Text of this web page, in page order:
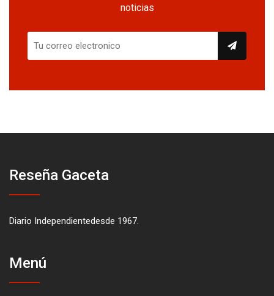
noticias
Reseña Gaceta
Diario Independientedesde 1967.
Menú